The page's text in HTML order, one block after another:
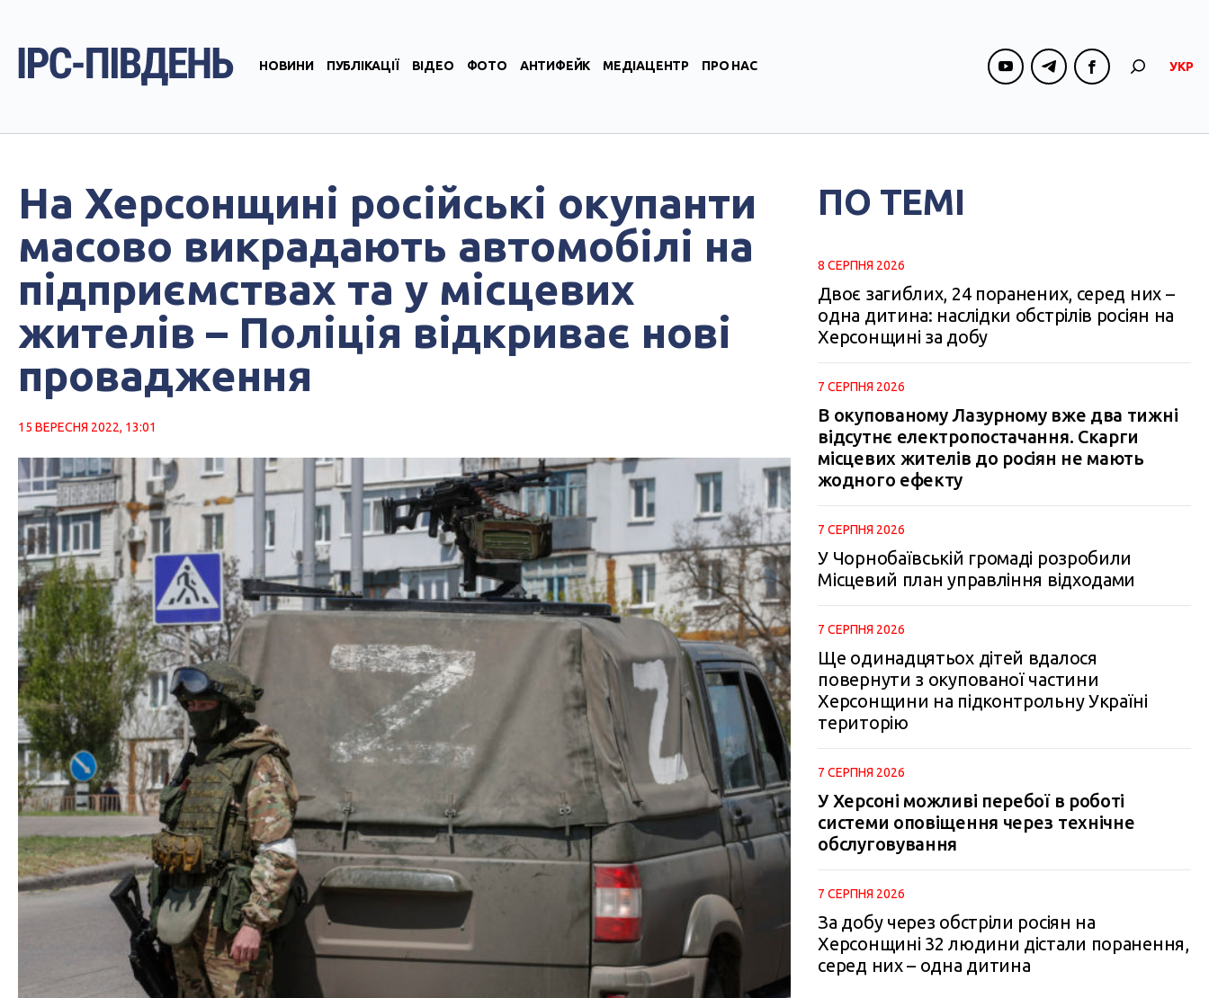
НОВИНИ ПУБЛІКАЦІЇ ВІДЕО ФОТО АНТИФЕЙК МЕДІАЦЕНТР ПРО НАС УКР
На Херсонщині російські окупанти
масово викрадають автомобілі на
підприємствах та у місцевих
жителів – Поліція відкриває нові
провадження
15 ВЕРЕСНЯ 2022, 13:01
ПО ТЕМІ
8 СЕРПНЯ 2026
Двоє загиблих, 24 поранених, серед них –
одна дитина: наслідки обстрілів росіян на
Херсонщині за добу
7 СЕРПНЯ 2026
В окупованому Лазурному вже два тижні
відсутнє електропостачання. Скарги
місцевих жителів до росіян не мають
жодного ефекту
7 СЕРПНЯ 2026
У Чорнобаївській громаді розробили
Місцевий план управління відходами
7 СЕРПНЯ 2026
Ще одинадцятьох дітей вдалося
повернути з окупованої частини
Херсонщини на підконтрольну Україні
територію
7 СЕРПНЯ 2026
У Херсоні можливі перебої в роботі
системи оповіщення через технічне
обслуговування
7 СЕРПНЯ 2026
За добу через обстріли росіян на
Херсонщині 32 людини дістали поранення,
серед них – одна дитина